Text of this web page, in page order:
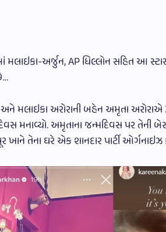
મલાઇકા-અર્જુન, AP ધિલ્લોન સહિત આ
અને મલાઇકા અરોરાની બહેન અમૃતા
મનાવ્યો. અમૃતાના જન્મદિવસ પર તેની
ખાને તેના ઘરે એક શાનદાર પાર્ટી ઓર્ગનાઇઝ